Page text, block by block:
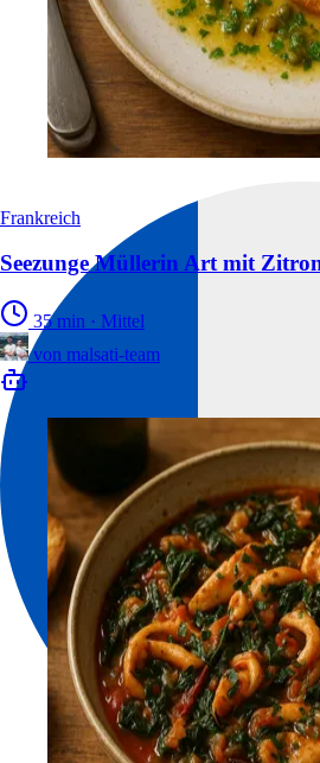
Frankreich
Seezunge Müllerin Art mit
35 min · Mittel
von malsati-team